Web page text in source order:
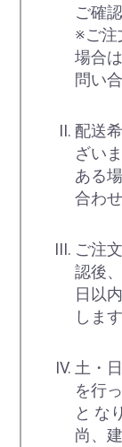
ご確
※ご注
場合
問い
配送
ざい
ある
合わ
ご注
認後
日以
します
土・
を行
と な
尚、